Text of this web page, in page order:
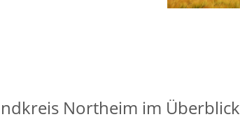
Northeim im Überblick